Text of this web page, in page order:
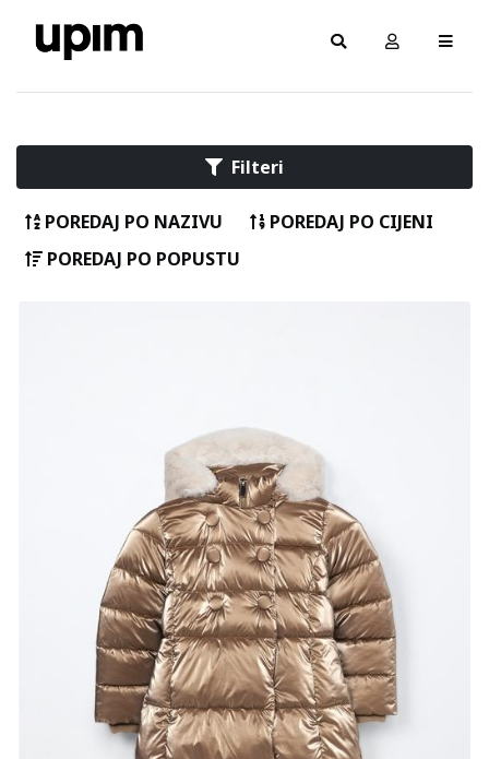
Filteri
POREDAJ PO NAZIVU
POREDAJ PO CIJENI
POREDAJ PO POPUSTU